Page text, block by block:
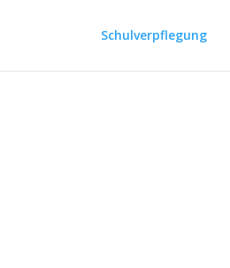
Schulverpflegung